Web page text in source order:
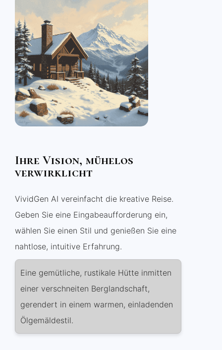
Ihre Vision, mühelos
verwirklicht
VividGen AI vereinfacht die kreative Reise.
Geben Sie eine Eingabeaufforderung ein,
wählen Sie einen Stil und genießen Sie eine
nahtlose, intuitive Erfahrung.
Eine gemütliche, rustikale Hütte inmitten
einer verschneiten Berglandschaft,
gerendert in einem warmen, einladenden
Ölgemäldestil.